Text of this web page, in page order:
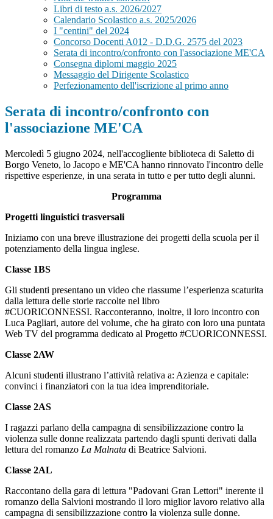
Libri di testo a.s. 2026/2027
Calendario Scolastico a.s. 2025/2026
I "centini" del 2024
Concorso Docenti A012 - D.D.G. 2575 del 2023
Serata di incontro/confronto con l'associazione ME'CA
Consegna diplomi maggio 2025
Messaggio del Dirigente Scolastico
Perfezionamento dell'iscrizione al primo anno
Serata di incontro/confronto con
l'associazione ME'CA
Mercoledì 5 giugno 2024, nell'accogliente biblioteca di Saletto di
Borgo Veneto, lo Jacopo e ME'CA hanno rinnovato l'incontro delle
rispettive esperienze, in una serata in tutto e per tutto degli alunni.
Programma
Progetti linguistici trasversali
Iniziamo con una breve illustrazione dei progetti della scuola per il
potenziamento della lingua inglese.
Classe 1BS
Gli studenti presentano un video che riassume l’esperienza scaturita
dalla lettura delle storie raccolte nel libro
#CUORICONNESSI. Racconteranno, inoltre, il loro incontro con
Luca Pagliari, autore del volume, che ha girato con loro una puntata
Web TV del programma dedicato al Progetto #CUORICONNESSI.
Classe 2AW
Alcuni studenti illustrano l’attività relativa a: Azienza e capitale:
convinci i finanziatori con la tua idea imprenditoriale.
Classe 2AS
I ragazzi parlano della campagna di sensibilizzazione contro la
violenza sulle donne realizzata partendo dagli spunti derivati dalla
lettura del romanzo La Malnata di Beatrice Salvioni.
Classe 2AL
Raccontano della gara di lettura "Padovani Gran Lettori" inerente il
romanzo della Salvioni mostrando il loro miglior lavoro relativo alla
campagna di sensibilizzazione contro la violenza sulle donne.